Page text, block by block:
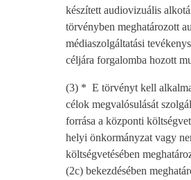
készített audiovizuális
törvényben meghatározott
médiaszolgáltatási
céljára forgalomba hozott
(3) * E törvényt kell
célok megvalósulását
forrása a központi
helyi önkormányzat vagy
költségvetésében
(2c) bekezdésében